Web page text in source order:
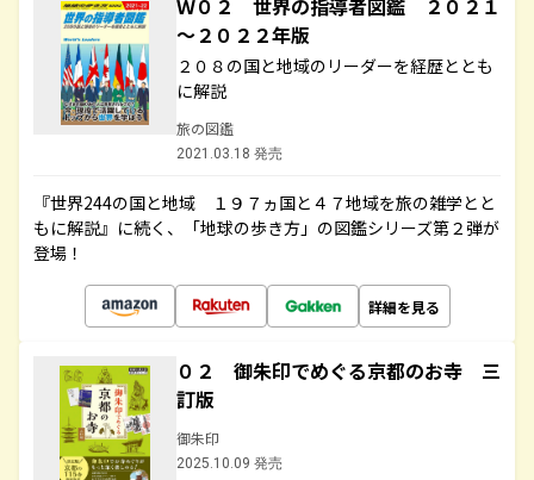
Ｗ０２ 世界の指導者図鑑 ２０２１
～２０２２年版
２０８の国と地域のリーダーを経歴ととも
に解説
旅の図鑑
2021.03.18 発売
『世界244の国と地域 １９７ヵ国と４７地域を旅の雑学とと
もに解説』に続く、「地球の歩き方」の図鑑シリーズ第２弾が
登場！
詳細を見る
０２ 御朱印でめぐる京都のお寺 三
訂版
御朱印
2025.10.09 発売